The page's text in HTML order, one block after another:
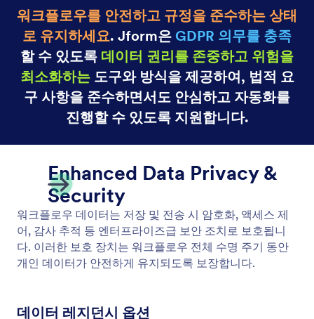
GDPR 준수
Jform 워크플로우는 내장된 GDPR 준수 기능으로 데
이터 프라이버시를 최우선으로 하여, 개인 데이터가
포함된 워크플로우를 안전하고 투명하게 관리할 수 있
습니다.